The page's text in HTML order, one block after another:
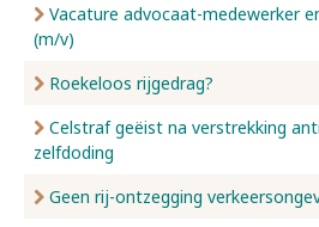
Vacature advocaat-medewerker
(m/v)
Roekeloos rijgedrag?
Celstraf geëist na verstrekking
zelfdoding
Geen rij-ontzegging